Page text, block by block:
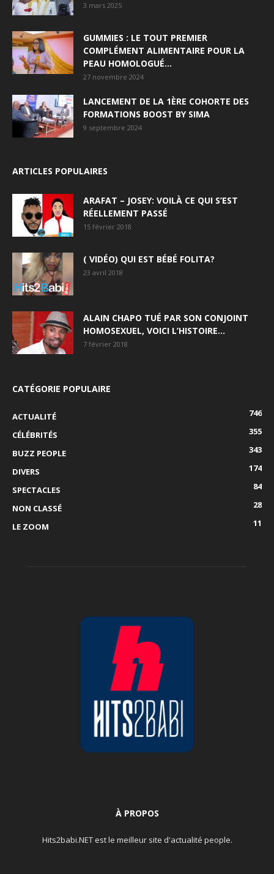
3 mars 2025
GUMMIES : LE TOUT PREMIER
COMPLÉMENT ALIMENTAIRE POUR LA
PEAU HOMOLOGUÉ...
27 novembre 2024
LANCEMENT DE LA 1ÈRE COHORTE DES
FORMATIONS BOOST BY SIMA
9 septembre 2024
ARTICLES POPULAIRES
ARAFAT – JOSEY: VOILÀ CE QUI S’EST
RÉELLEMENT PASSÉ
15 février 2018
( VIDÉO) QUI EST BÉBÉ FOLITA?
23 avril 2018
ALAIN CHAPO TUÉ PAR SON CONJOINT
HOMOSEXUEL, VOICI L’HISTOIRE…
7 février 2018
CATÉGORIE POPULAIRE
ACTUALITÉ
746
CÉLÉBRITÉS
355
BUZZ PEOPLE
343
DIVERS
174
SPECTACLES
84
NON CLASSÉ
28
LE ZOOM
11
À PROPOS
Hits2babi.NET est le meilleur site d'actualité people.